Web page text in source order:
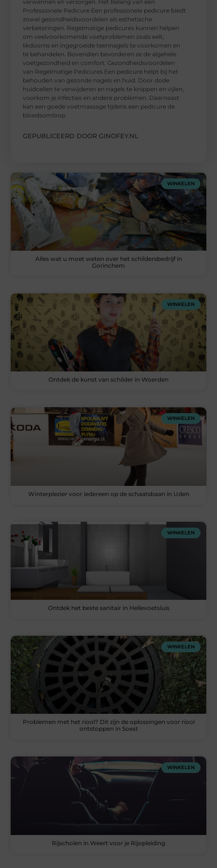
verwennen en verzorgen. Het Belang van een
Professionele Pedicure Een professionele pedicure biedt
zowel gezondheidsvoordelen als esthetische
verbeteringen. Regelmatige pedicures kunnen helpen
om veelvoorkomende voetproblemen zoals eelt,
likdoorns en ingegroeide teennagels te voorkomen en
te behandelen. Bovendien bevorderen ze de algehele
voetgezondheid en comfort. Gezondheidsvoordelen
van Regelmatige Pedicures Een pedicure helpt bij het
behouden van gezonde nagels en huid. Door dode
huidcellen te verwijderen en nagels te knippen en vijlen,
voorkom je infecties en andere problemen. Daarnaast
kan een goede voetmassage tijdens een pedicure de
bloedsomloop
GEPUBLICEERD DOOR GINOFEY.NL
WINKELEN
Alles wat u moet weten over het schildersbedrijf in
Gorinchem
WINKELEN
Ontdek de kunst van schilder in Woerden
WINKELEN
Winterplezier voor iedereen op de schaatsbaan in Uden
WINKELEN
Ontdek het beste sanitair in Hellevoetsluis
WINKELEN
Problemen met het riool? Dit zijn de oplossingen voor riool
ontstoppen in Soest
WINKELEN
Rijscholen in Weert voor je Rijopleiding